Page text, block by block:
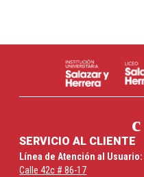
SERVICIO AL CLIENTE
Línea de Atención al Usuario:
Calle 42c # 86-17